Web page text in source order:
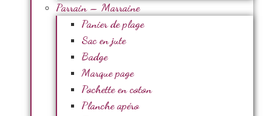
Parrain – Marraine
Panier de plage
Sac en jute
Badge
Marque page
Pochette en coton
Planche apéro